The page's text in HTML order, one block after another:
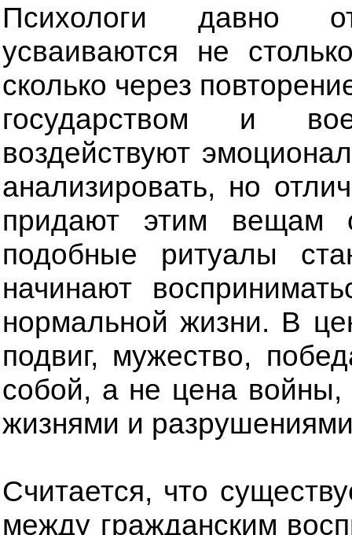
Психологи давно
усваиваются не
сколько через
государством и
воздействуют
анализировать, но
придают этим вещам
подобные ритуалы
начинают
нормальной жизни. В
подвиг, мужество,
собой, а не цена войны,
жизнями и
Считается, что
между гражданским